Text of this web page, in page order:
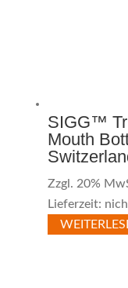
SIGG™
Mouth
Zzgl. 20%
Lieferzeit: